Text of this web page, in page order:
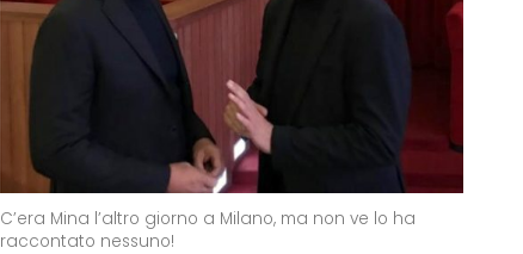
C’era Mina l’altro giorno a Milano, ma non ve lo ha
raccontato nessuno!